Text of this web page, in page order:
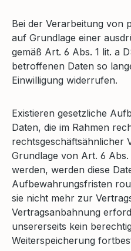
Bei der Verarbeitung von
auf Grundlage einer
gemäß Art. 6 Abs. 1 lit. a
betroffenen Daten so
Einwilligung widerrufen.
Existieren gesetzliche
Daten, die im Rahmen
rechtsgeschäftsähnlicher
Grundlage von Art. 6
werden, werden diese
Aufbewahrungsfristen
sie nicht mehr zur
Vertragsanbahnung
unsererseits kein
Weiterspeicherung